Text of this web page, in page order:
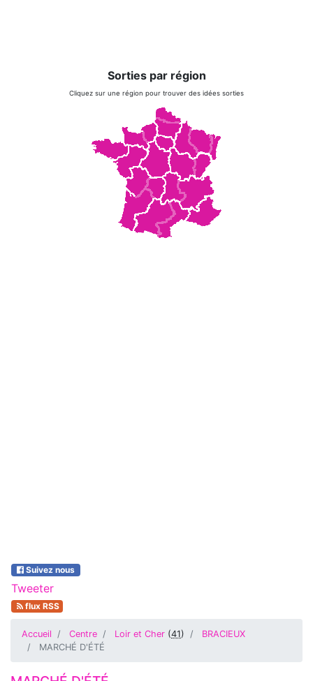
Sorties par région
Cliquez sur une région pour trouver des idées sorties
Suivez nous
Tweeter
flux RSS
Accueil Centre Loir et Cher (41)
BRACIEUX
MARCHÉ D'ÉTÉ